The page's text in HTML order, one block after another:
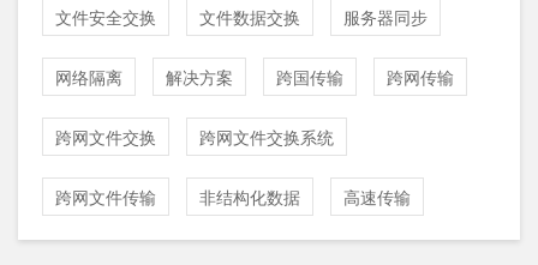
文件安全交换 文件数据交换 服务器同步
网络隔离 解决方案 跨国传输 跨网传输
跨网文件交换 跨网文件交换系统
跨网文件传输 非结构化数据 高速传输